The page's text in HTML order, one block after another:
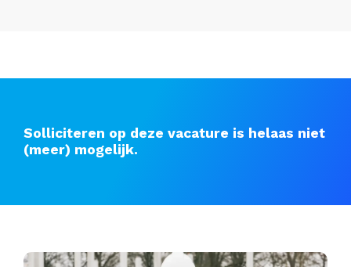
Solliciteren op deze vacature is helaas niet
(meer) mogelijk.